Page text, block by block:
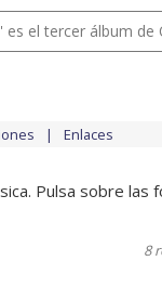
el tercer álbum de
Enlaces
Pulsa sobre
8